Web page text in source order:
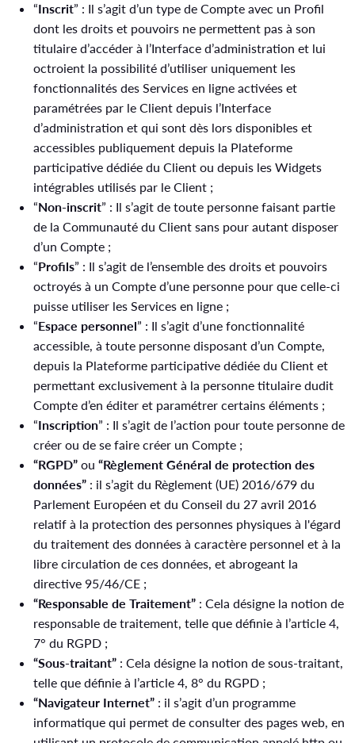
“Inscrit” : Il s’agit d’un type de Compte avec un Profil
dont les droits et pouvoirs ne permettent pas à son
titulaire d’accéder à l’Interface d’administration et lui
octroient la possibilité d’utiliser uniquement les
fonctionnalités des Services en ligne activées et
paramétrées par le Client depuis l’Interface
d’administration et qui sont dès lors disponibles et
accessibles publiquement depuis la Plateforme
participative dédiée du Client ou depuis les Widgets
intégrables utilisés par le Client ;
“Non-inscrit” : Il s’agit de toute personne faisant partie
de la Communauté du Client sans pour autant disposer
d’un Compte ;
“Profils” : Il s’agit de l’ensemble des droits et pouvoirs
octroyés à un Compte d’une personne pour que celle-ci
puisse utiliser les Services en ligne ;
“Espace personnel” : Il s’agit d’une fonctionnalité
accessible, à toute personne disposant d’un Compte,
depuis la Plateforme participative dédiée du Client et
permettant exclusivement à la personne titulaire dudit
Compte d’en éditer et paramétrer certains éléments ;
“Inscription” : Il s’agit de l’action pour toute personne de
créer ou de se faire créer un Compte ;
“RGPD” ou “Règlement Général de protection des
données” : il s’agit du Règlement (UE) 2016/679 du
Parlement Européen et du Conseil du 27 avril 2016
relatif à la protection des personnes physiques à l'égard
du traitement des données à caractère personnel et à la
libre circulation de ces données, et abrogeant la
directive 95/46/CE ;
“Responsable de Traitement” : Cela désigne la notion de
responsable de traitement, telle que définie à l’article 4,
7° du RGPD ;
“Sous-traitant” : Cela désigne la notion de sous-traitant,
telle que définie à l’article 4, 8° du RGPD ;
“Navigateur Internet” : il s’agit d’un programme
informatique qui permet de consulter des pages web, en